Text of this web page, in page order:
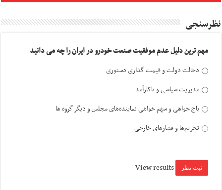
نظرسنجی
مهم ترین دلیل عدم موفقیت صنعت خودرو در ایران را چه می دانید
دخالت دولت و قیمت گذاری دستوری
مدیریت سیاسی و ناکارآمد
باج خواهی و سهم خواهی نماینده‌های مجلس و دیگر گروه ها
تحریم‌ها و فشارهای خارجی
View results